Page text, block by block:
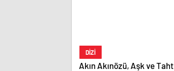
DIZI
Akın Akınözü, Aşk ve Taht